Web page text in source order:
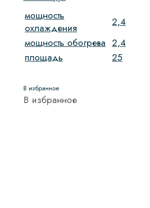
мощность
охлаждения
2,4
мощность обогрева 2,4
площадь
25
В избранное
В избранное